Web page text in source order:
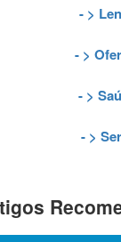
- >
- >
- >
- >